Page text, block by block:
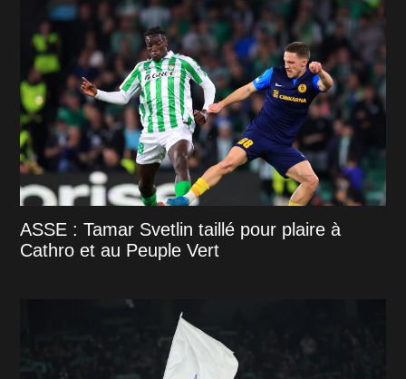
ASSE : Tamar Svetlin taillé pour plaire à
Cathro et au Peuple Vert